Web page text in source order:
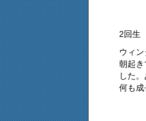
2回生
ウィ
朝起
した
何も成